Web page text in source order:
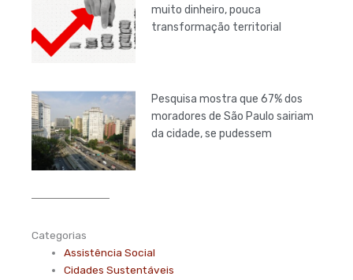
muito dinheiro, pouca
transformação territorial
Pesquisa mostra que 67% dos
moradores de São Paulo sairiam
da cidade, se pudessem
Categorias
Assistência Social
Cidades Sustentáveis